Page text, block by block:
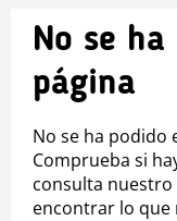
No se
página
No se ha podido
Comprueba si
consulta
encontrar lo que